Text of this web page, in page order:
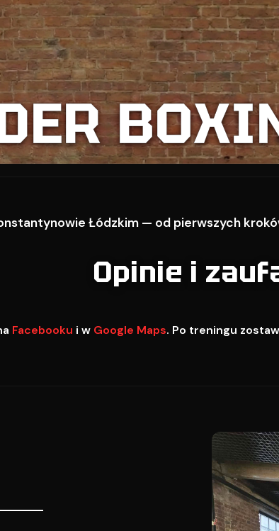
Łódzkim — od pierwszych
Opinie i
Facebooku i w Google Maps. Po treningu